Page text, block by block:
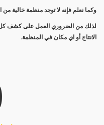
وكما نعلم فإنه لا توجد منظمة خالية
لذلك من الضروري العمل على كشف كل
الانتاج أو اي مكان في المنظمة.